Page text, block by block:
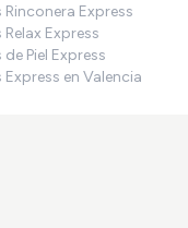
Rinconera Express
Express
Piel Express
Express en Valencia